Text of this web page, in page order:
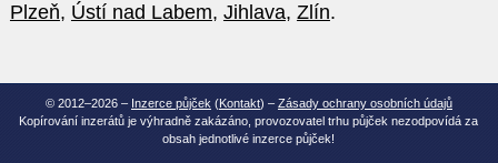
Plzeň, Ústí nad Labem, Jihlava, Zlín.
© 2012–2026 – Inzerce půjček (Kontakt) – Zásady ochrany osobních údajů
Kopírování inzerátů je výhradně zakázáno, provozovatel trhu půjček nezodpovídá za
obsah jednotlivé inzerce půjček!